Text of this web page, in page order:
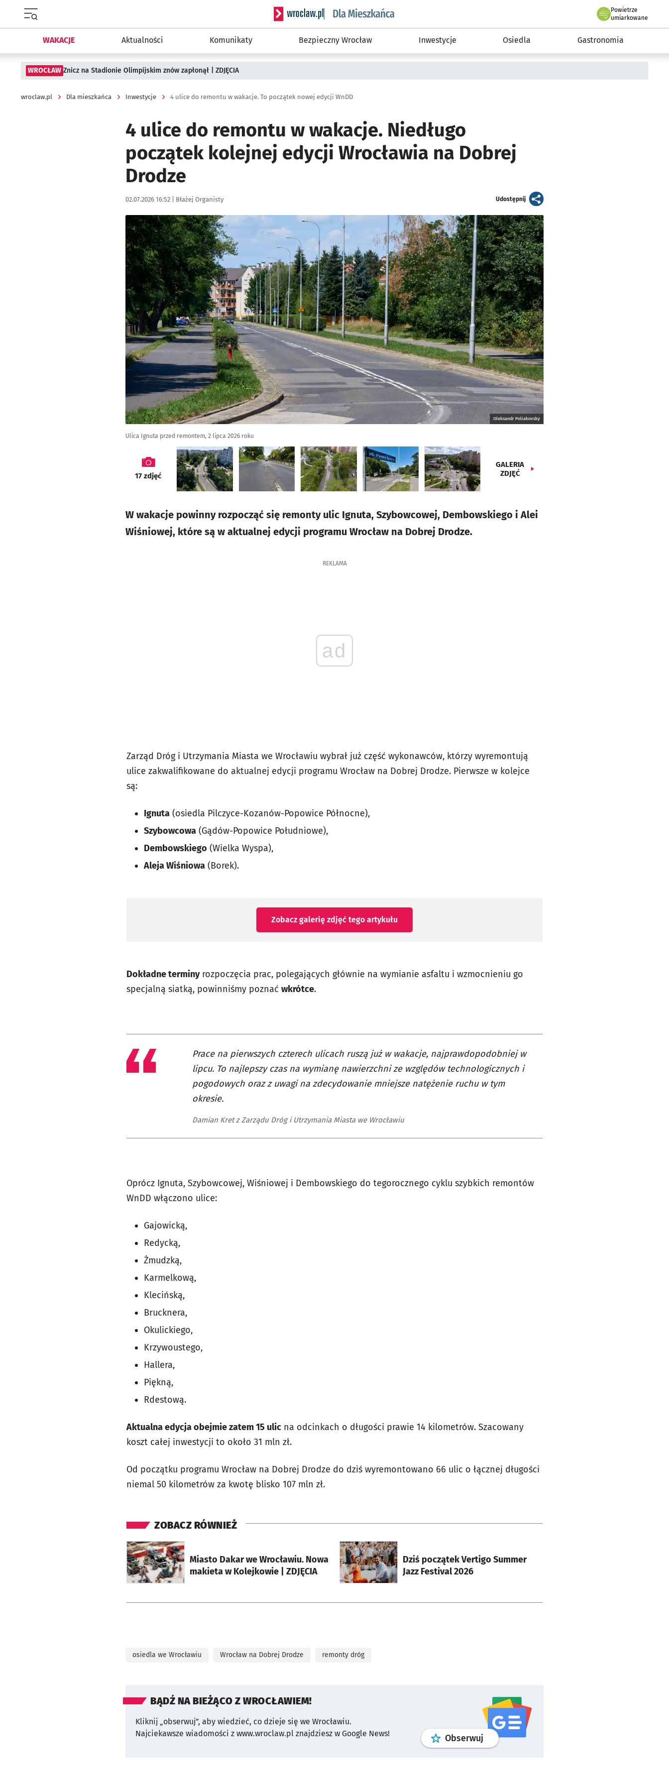
Serwis informacyjny wroclaw.pl podserwis: Dla mieszkańca
Powietrze
we Wrocławiu
umiarkowane
WAKACJE Aktualności Komunikaty Bezpieczny Wrocław Inwestycje Osiedla Gastronomia
WROCŁAW Znicz na Stadionie Olimpijskim znów zapłonął | ZDJĘCIA
wroclaw.pl Dla mieszkańca Inwestycje 4 ulice do remontu w wakacje. To początek nowej edycji WnDD
4 ulice do remontu w wakacje. Niedługo
początek kolejnej edycji Wrocławia na Dobrej
Drodze
Data publikacji:
02.07.2026 16:52 | Autor:
Błażej Organisty Udostępnijartykuł
Kliknij, aby zobaczyć galerię
Oleksandr Poliakovsky
Ulica Ignuta przed remontem, 2 lipca 2026 roku
galeria
17 zdjęć
GALERIA
ZDJĘĆ
W wakacje powinny rozpocząć się remonty ulic Ignuta, Szybowcowej, Dembowskiego i Alei
Wiśniowej, które są w aktualnej edycji programu Wrocław na Dobrej Drodze.
REKLAMA
ad
Zarząd Dróg i Utrzymania Miasta we Wrocławiu wybrał już część wykonawców, którzy wyremontują
ulice zakwalifikowane do aktualnej edycji programu Wrocław na Dobrej Drodze. Pierwsze w kolejce
są:
Ignuta (osiedla Pilczyce-Kozanów-Popowice Północne),
Szybowcowa (Gądów-Popowice Południowe),
Dembowskiego (Wielka Wyspa),
Aleja Wiśniowa (Borek).
Zobacz galerię zdjęć tego artykułu
Dokładne terminyrozpoczęcia prac, polegających głównie na wymianie asfaltu i wzmocnieniu go
specjalną siatką, powinniśmy poznać wkrótce.
Prace na pierwszych czterech ulicach ruszą już w wakacje, najprawdopodobniej w
lipcu. To najlepszy czas na wymianę nawierzchni ze względów technologicznych i
pogodowych oraz z uwagi na zdecydowanie mniejsze natężenie ruchu w tym
okresie.
Damian Kret z Zarządu Dróg i Utrzymania Miasta we Wrocławiu
Oprócz Ignuta, Szybowcowej, Wiśniowej i Dembowskiego do tegorocznego cyklu szybkich remontów
WnDD włączono ulice:
Gajowicką,
Redycką,
Żmudzką,
Karmelkową,
Klecińską,
Brucknera,
Okulickiego,
Krzywoustego,
Hallera,
Piękną,
Rdestową.
Aktualna edycja obejmie zatem 15 ulic na odcinkach o długości prawie 14 kilometrów. Szacowany
koszt całej inwestycji to około 31 mln zł.
Od początku programu Wrocław na Dobrej Drodze do dziś wyremontowano 66 ulic o łącznej długości
niemal 50 kilometrów za kwotę blisko 107 mln zł.
ZOBACZ RÓWNIEŻ
Miasto Dakar we Wrocławiu. Nowa
makieta w Kolejkowie | ZDJĘCIA
otworzy się w nowej karcie
Dziś początek Vertigo Summer
Jazz Festival 2026
otworzy się w nowej karcie
osiedla we Wrocławiu Wrocław na Dobrej Drodze remonty dróg
BĄDŹ NA BIEŻĄCO Z WROCŁAWIEM!
Kliknij „obserwuj”, aby wiedzieć, co dzieje się we Wrocławiu.
Najciekawsze wiadomości z www.wroclaw.pl znajdziesz w Google News!
Obserwuj profilgoogle news